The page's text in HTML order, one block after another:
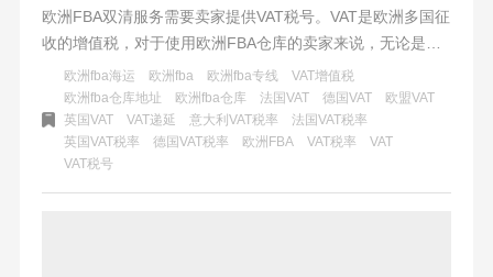
欧洲FBA双清服务需要卖家提供VAT税号。VAT是欧洲多国征
收的增值税，对于使用欧洲FBA仓库的卖家来说，无论是否
为欧盟成员国，都需要注册并提供VAT税号以完成清关和税
务申报。即便使用双清服务，卖家仍需缴纳VAT，并需向当
地税务机关进行申报，以避免罚款或销售禁令。
欧洲fba海运 欧洲fba 欧洲fba专线
VAT增值税
欧洲fba仓库地址
欧洲fba仓库 法国VAT 德国VAT
欧盟VAT
英国VAT
VAT递延 意大利VAT税率
法国VAT税率
英国VAT税率
德国VAT税率 欧洲FBA VAT税率
VAT
VAT税号